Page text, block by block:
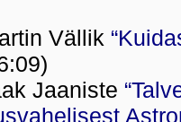
Vällik
Jaaniste